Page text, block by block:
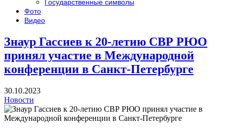
Государственные символы
Фото
Видео
Знаур Гассиев к 20-летию СВР РЮО
принял участие в Международной
конференции в Санкт-Петербурге
30.10.2023
Новости